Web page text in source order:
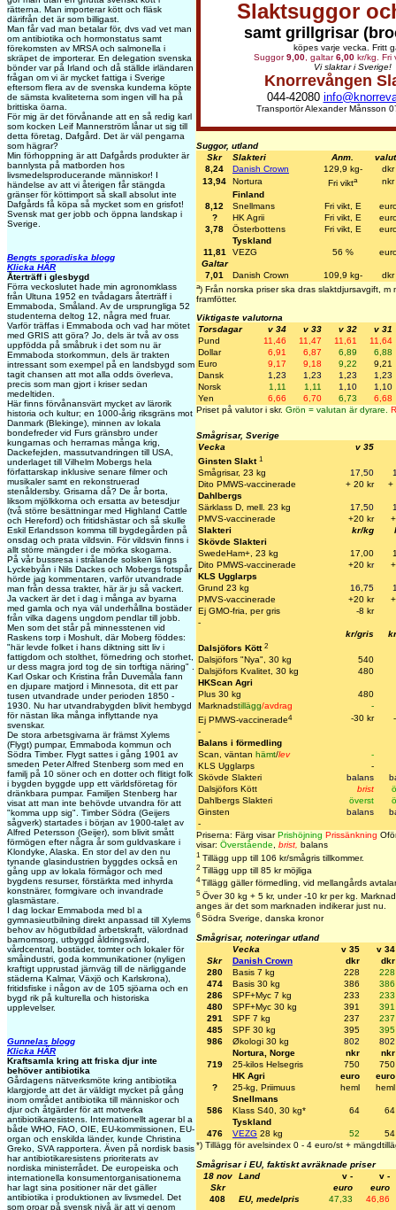
rätterna. Man importerar kött och fläsk
därifrån det är som billigast.
Man får vad man betalar för, dvs vad vet man
om antibiotika och hormonstatus samt
förekomsten av MRSA och salmonella i
skräpet de importerar. En delegation svenska
bönder var på Irland och då ställde irländaren
frågan om vi är mycket fattiga i Sverige
eftersom flera av de svenska kunderna köpte
de sämsta kvaliteterna som ingen vill ha på
brittiska öarna.
För mig är det förvånande att en så redig karl
som kocken Leif Mannerström lånar ut sig till
detta företag, Dafgård. Det är väl pengarna
som hägrar?
Min förhoppning är att Dafgårds produkter är
bannlysta på matborden hos
livsmedelsproducerande människor! I
händelse av att vi återigen får stängda
gränser för köttimport så skall absolut inte
Dafgårds få köpa så mycket som en grisfot!
Svensk mat ger jobb och öppna landskap i
Sverige.
Bengts sporadiska blogg
Klicka HÄR
Återträff i glesbygd
Förra veckoslutet hade min agronomklass
från Ultuna 1952 en tvådagars återträff i
Emmaboda, Småland. Av de ursprungliga 52
studenterna deltog 12, några med fruar.
Varför träffas i Emmaboda och vad har mötet
med GRIS att göra? Jo, dels är två av oss
uppfödda på småbruk i det som nu är
Emmaboda storkommun, dels är trakten
intressant som exempel på en landsbygd som
tagit chansen att mot alla odds överleva,
precis som man gjort i kriser sedan
medeltiden.
Här finns förvånansvärt mycket av lärorik
historia och kultur; en 1000-årig riksgräns mot
Danmark (Blekinge), minnen av lokala
bondefreder vid Furs gränsbro under
kungarnas och herrarnas många krig,
Dackefejden, massutvandringen till USA,
underlaget till Vilhelm Mobergs hela
författarskap inklusive senare filmer och
musikaler samt en rekonstruerad
stenåldersby. Grisarna då? De år borta,
liksom mjölkkorna och ersatta av betesdjur
(två större besättningar med Highland Cattle
och Hereford) och fritidshästar och så skulle
Eskil Erlandsson komma till bygdegården på
onsdag och prata vildsvin. För vildsvin finns i
allt större mängder i de mörka skogarna.
På vår bussresa i strålande solsken längs
Lyckebyån i Nils Dackes och Mobergs fotspår
hörde jag kommentaren, varför utvandrade
man från dessa trakter, här är ju så vackert.
Ja vackert är det i dag i många av byarna
med gamla och nya väl underhållna bostäder
från vilka dagens ungdom pendlar till jobb.
Men som det står på minnesstenen vid
Raskens torp i Moshult, där Moberg föddes:
"här levde folket i hans diktning sitt liv i
fattigdom och stolthet, förnedring och storhet,
ur dess magra jord tog de sin torftiga näring" .
Karl Oskar och Kristina från Duvemåla fann
en djupare matjord i Minnesota, dit ett par
tusen utvandrade under perioden 1850 -
1930. Nu har utvandrabygden blivit hembygd
för nästan lika många inflyttande nya
svenskar.
De stora arbetsgivarna är främst Xylems
(Flygt) pumpar, Emmaboda kommun och
Södra Timber. Flygt sattes i gång 1901 av
smeden Peter Alfred Stenberg som med en
familj på 10 söner och en dotter och flitigt folk
i bygden byggde upp ett världsföretag för
dränkbara pumpar. Familjen Stenberg har
visat att man inte behövde utvandra för att
"komma upp sig". Timber Södra (Geijers
sågverk) startades i början av 1900-talet av
Alfred Petersson (Geijer), som blivit smått
förmögen efter några år som guldvaskare i
Klondyke, Alaska. En stor del av den nu
tynande glasindustrien byggdes också en
gång upp av lokala förmågor och med
bygdens resurser, förstärkta med inhyrda
konstnärer, formgivare och invandrade
glasmästare.
I dag lockar Emmaboda med bl a
gymnasieutbilning direkt anpassad till Xylems
behov av högutbildad arbetskraft, välordnad
barnomsorg, utbyggd åldringsvård,
vårdcentral, bostäder, tomter och lokaler för
småindustri, goda kommunikationer (nyligen
kraftigt upprustad järnväg till de närliggande
städerna Kalmar, Växjö och Karlskrona),
fritidsfiske i någon av de 105 sjöarna och en
bygd rik på kulturella och historiska
upplevelser.
Gunnelas blogg
Klicka HÄR
Kraftsamla kring att friska djur inte
behöver antibiotika
Gårdagens nätverksmöte kring antibiotika
klargjorde att det är väldigt mycket på gång
inom området antibiotika till människor och
djur och åtgärder för att motverka
antibiotikaresistens. Internationellt agerar bl a
både WHO, FAO, OIE, EU-kommissionen, EU-
organ och enskilda länder, kunde Christina
Greko, SVA rapportera. Även på nordisk basis
har antibiotikaresistens prioriterats av
nordiska ministerrådet. De europeiska och
internationella konsumentorganisationerna
har lagt sina positioner när det gäller
antibiotika i produktionen av livsmedel. Det
som oroar på svensk nivå är att vi genom
Slaktsuggor
samt grillgrisar
köpes varje vecka. Fritt
Suggor9,00 , galtar6,00 kr/kg. Fri
Vi slaktar i Sverige!
Knorrevången
044-42080
Transportör Alexander Månsson
Suggor, utland
Skr
Slakteri Anm.
8,24
Danish Crown 129,9 kg-
dkr
13,94
Nortura Fri vikta
nkr
Finland
8,12
Snellmans Fri vikt, E
?
HK Agrii Fri vikt, E
3,78
Österbottens Fri vikt, E
Tyskland
11,81
VEZG 56 %
Galtar
7,01
Danish Crown 109,9 kg- dkr
a) Från norska priser ska dras slaktdjursavgift,
framfötter.
Viktigaste valutorna
Torsdagar
v 34 v 33 v 32
v 31
Pund
11,46 11,47 11,61
11,64
Dollar
6,91 6,87 6,89
6,88
Euro
9,17 9,18 9,22
9,21
Dansk
1,23 1,23 1,23
1,23
Norsk
1,11 1,11 1,10
1,10
Yen
6,66 6,70 6,73
6,68
Priset på valutor i skr. Grön = valutan är dyrare.
Smågrisar, Sverige
Vecka
v 35
Ginsten Slakt 1
Smågrisar, 23 kg 17,50
Dito PMWS-vaccinerade
+ 20 kr
+
Dahlbergs
Särklass D, mell. 23 kg
17,50
PMVS-vaccinerade
+20 kr
Slakteri
kr/kg
Skövde Slakteri
SwedeHam+, 23 kg
17,00
Dito PMWS-vaccinerade
+20 kr
KLS Ugglarps
Grund 23 kg
16,75
PMVS-vaccinerade
+20 kr
Ej GMO-fria, per gris
-8 kr
-
kr/gris
Dalsjöfors Kött 2
Dalsjöfors "Nya", 30 kg
540
Dalsjöfors Kvalitet, 30 kg
480
HKScan Agri
Plus 30 kg
480
Marknadstillägg/avdrag
-
Ej PMWS-vaccinerade4 -30 kr
-
Balans i förmedling
Scan, väntan hämt/lev
-
KLS Ugglarps
-
Skövde Slakteri
balans
Dalsjöfors Kött
brist
Dahlbergs Slakteri
överst
Ginsten
balans
-
Priserna: Färg visarPrishöjning Prissänkning
visar: Överstående, brist, balans
1 Tillägg upp till 106 kr/smågris tillkommer.
2 Tillägg upp till 85 kr möjliga
4Tillägg gäller förmedling, vid mellangårds
5 Över 30 kg + 5 kr, under -10 kr per kg.
anges är det som marknaden indikerar just nu.
6 Södra Sverige, danska kronor
Smågrisar, noteringar utland
Vecka
v 35
v 34
Skr
Danish Crown dkr
dkr
280
Basis 7 kg 228
228
474
Basis 30 kg 386
386
286
SPF+Myc 7 kg 233
233
480
SPF+Myc 30 kg 391
391
291
SPF 7 kg 237
237
485
SPF 30 kg 395
395
986
Økologi 30 kg 802
802
Nortura, Norge
nkr
nkr
719
25-kilos Helsegris 750
750
HK Agri
euro
euro
?
25-kg, Priimuus heml
heml
Snellmans
586
Klass S40, 30 kg* 64
64
Tyskland
476
VEZG 28 kg 52
54
*) Tillägg för avelsindex 0 - 4 euro/st +
Smågrisar i EU, faktiskt avräknade priser
18 nov
Land v -
v -
Skr
euro
euro
408
EU, medelpris 47,33
46,86